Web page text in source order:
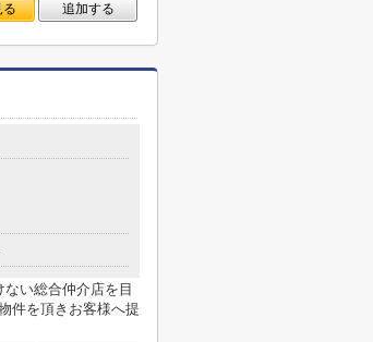
る 追加する
い総合仲介店を目
件を頂きお客様へ提